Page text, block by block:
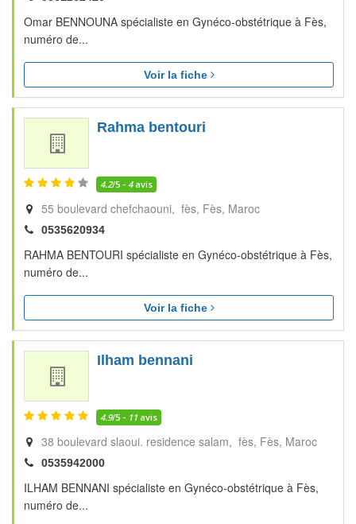
Omar BENNOUNA spécialiste en Gynéco-obstétrique à Fès,
numéro de...
Voir la fiche
Rahma bentouri
4.2/5 - 4avis
55 boulevard chefchaouni, fès Fès Maroc
0535620934
RAHMA BENTOURI spécialiste en Gynéco-obstétrique à Fès,
numéro de...
Voir la fiche
Ilham bennani
4.9/5 - 11 avis
38 boulevard slaoui. residence salam, fès Fès Maroc
0535942000
ILHAM BENNANI spécialiste en Gynéco-obstétrique à Fès,
numéro de...